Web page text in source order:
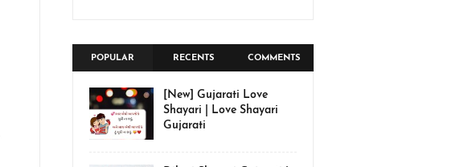
POPULAR RECENTS COMMENTS
[New] Gujarati Love
Shayari | Love Shayari
Gujarati